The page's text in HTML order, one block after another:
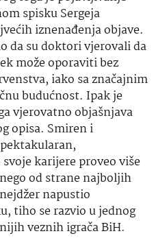
spisku Sergeja
iznenađenja objave.
da su doktori vjerovali da
može oporaviti bez
iako sa značajnim
budućnost. Ipak je
vjerovatno objašnjava
opisa. Smiren i
karijere proveo više
od strane najboljih
napustio
tiho se razvio u jednog
veznih igrača BiH.